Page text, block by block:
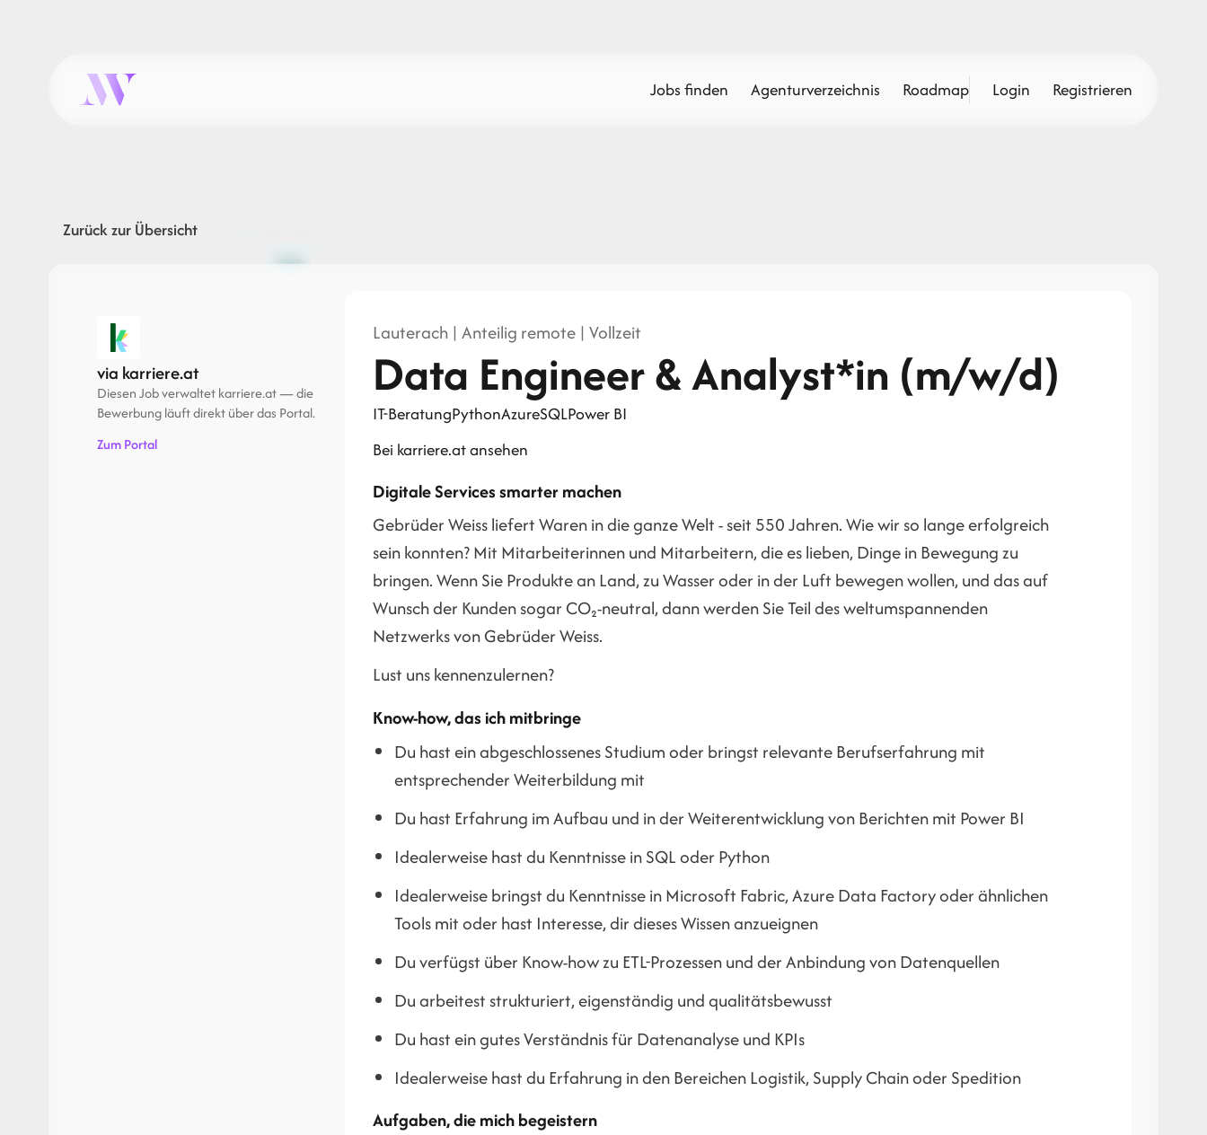
Jobs finden Agenturverzeichnis Roadmap Login Registrieren
Zurück zur Übersicht
via karriere.at
Diesen Job verwaltet karriere.at — die
Bewerbung läuft direkt über das Portal.
Zum Portal
Lauterach | Anteilig remote | Vollzeit
Data Engineer & Analyst*in (m/w/d)
IT-BeratungPythonAzureSQLPower BI
Bei karriere.at ansehen
Digitale Services smarter machen
Gebrüder Weiss liefert Waren in die ganze Welt - seit 550 Jahren. Wie wir so lange erfolgreich
sein konnten? Mit Mitarbeiterinnen und Mitarbeitern, die es lieben, Dinge in Bewegung zu
bringen. Wenn Sie Produkte an Land, zu Wasser oder in der Luft bewegen wollen, und das auf
Wunsch der Kunden sogar CO₂-neutral, dann werden Sie Teil des weltumspannenden
Netzwerks von Gebrüder Weiss.
Lust uns kennenzulernen?
Know-how, das ich mitbringe
Du hast ein abgeschlossenes Studium oder bringst relevante Berufserfahrung mit
entsprechender Weiterbildung mit
Du hast Erfahrung im Aufbau und in der Weiterentwicklung von Berichten mit Power BI
Idealerweise hast du Kenntnisse in SQL oder Python
Idealerweise bringst du Kenntnisse in Microsoft Fabric, Azure Data Factory oder ähnlichen
Tools mit oder hast Interesse, dir dieses Wissen anzueignen
Du verfügst über Know-how zu ETL-Prozessen und der Anbindung von Datenquellen
Du arbeitest strukturiert, eigenständig und qualitätsbewusst
Du hast ein gutes Verständnis für Datenanalyse und KPIs
Idealerweise hast du Erfahrung in den Bereichen Logistik, Supply Chain oder Spedition
Aufgaben, die mich begeistern